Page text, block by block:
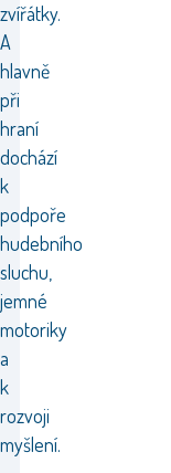
zvířátky.
A
hlavně
při
hraní
dochází
k
podpoře
hudebního
sluchu,
jemné
motoriky
a
k
rozvoji
myšlení.